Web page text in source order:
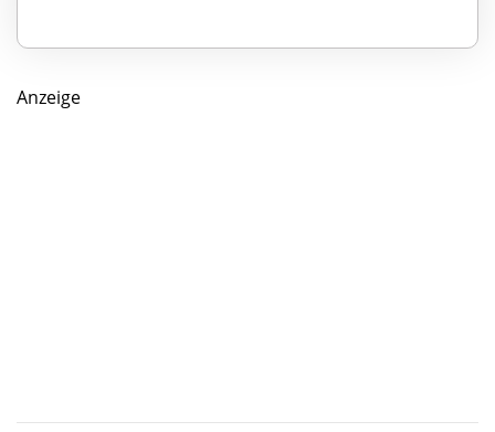
Anzeige